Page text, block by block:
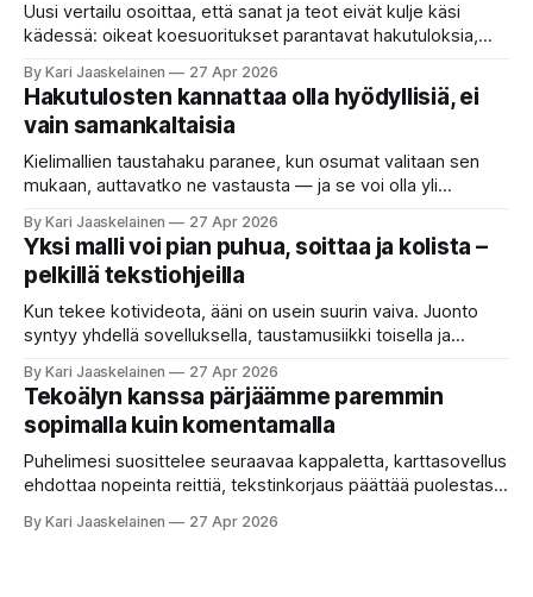
Uusi vertailu osoittaa, että sanat ja teot eivät kulje käsi
kädessä: oikeat koesuoritukset parantavat hakutuloksia,
etsimässä verkosta apuria, joka hoitaisi puolestasi arjen
askareita: täyttäisi lomakkeen, järjestäisi matkasuunnitelman
tai seulisi pitkän asiakirjakasan ydinkohdat. Vastassa on
valikoima, joka muistuttaa sovelluskauppaa steroideilla.
Jokainen ”tekoälyagentti” lupaa paljon
By Kari Jaaskelainen 27 Apr 2026
Hakutulosten kannattaa olla hyödyllisiä, ei
vain samankaltaisia
Kielimallien taustahaku paranee, kun osumat valitaan sen
mukaan, auttavatko ne vastausta — ja se voi olla yli
että kysyt työpaikan chat-robotilta: “Mitä viime kuun
kokouspäiväkirjassa päätettiin etätyöpäivistä?” Robotti
selaa arkistoja ja poimii sinulle pätkän, jossa toistellaan, mitä
etätyö tarkoittaa. Teksti on aiheeltaan lähellä kysymystä,
By Kari Jaaskelainen 27 Apr 2026
Yksi malli voi pian puhua, soittaa ja kolista –
pelkillä tekstiohjeilla
Kun tekee kotivideota, ääni on usein suurin vaiva. Juonto
syntyy yhdellä sovelluksella, taustamusiikki toisella ja
erilaisia komentoja, eikä mikään niistä oikein “puhu”
toistensa kanssa. Lopputulos on pienen palapelityön tulos.
Vuosia on ajateltu, että näin tämän kuuluukin mennä. Puhe
on sanoja ja lauseita – hyvin jäsenneltyä.
By Kari Jaaskelainen 27 Apr 2026
Tekoälyn kanssa pärjäämme paremmin
sopimalla kuin komentamalla
Puhelimesi suosittelee seuraavaa kappaletta, karttasovellus
ehdottaa nopeinta reittiä, tekstinkorjaus päättää puolestasi,
tottelee sinua sokeasti. Useammin huomaat itse
By Kari Jaaskelainen 27 Apr 2026